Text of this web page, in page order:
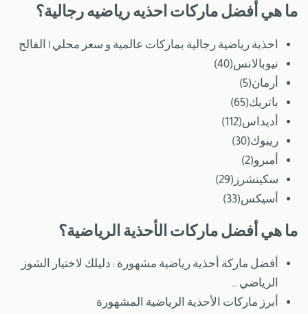
ما هي أفضل ماركات احذيه رياضيه رجالية؟
احذية رياضية رجالية بماركات عالمية و سعر محلي | الفالح
نيوبالانس(40)
أرمان(5)
باتريك(65)
أديداس(112)
ريبوك(30)
أمبرو(2)
سكيتشرز(29)
أسيكس(33)
ما هي أفضل ماركات الأحذية الرياضية؟
أفضل ماركة أحذية رياضية مشهورة : دليلك لاختيار الشوز
الرياضي …
أبرز ماركات الأحذية الرياضية المشهورة